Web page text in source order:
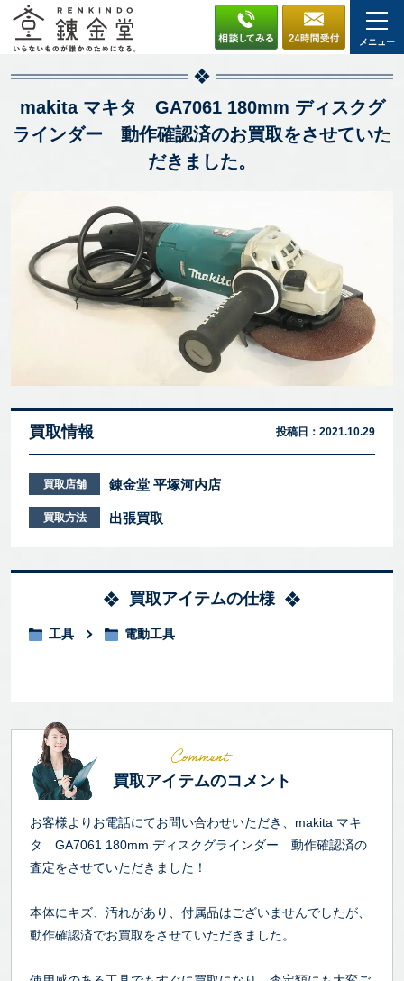
メニュー
makita マキタ GA7061 180mm ディスクグ
ラインダー 動作確認済のお買取をさせていた
だきました。
買取情報 投稿日： 2021.10.29
買取店舗 錬金堂 平塚河内店
買取方法 出張買取
買取アイテムの仕様
工具 電動工具
買取アイテムのコメント
お客様よりお電話にてお問い合わせいただき、makita マキ
タ GA7061 180mm ディスクグラインダー 動作確認済の
査定をさせていただきました！
本体にキズ、汚れがあり、付属品はございませんでしたが、
動作確認済でお買取をさせていただきました。